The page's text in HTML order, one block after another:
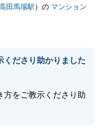
田馬場駅）の マンション
くださり助かりました
方をご教示くださり助